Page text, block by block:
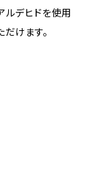
ルデヒドを使用
けます。